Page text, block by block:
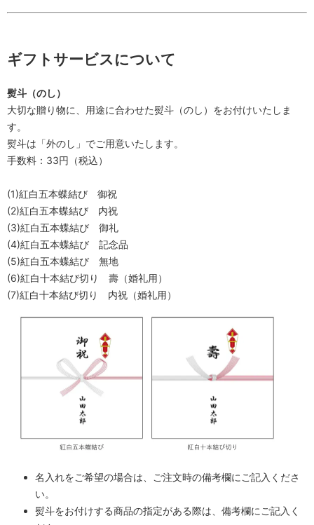
ギフトサービスについて
熨斗（のし）
大切な贈り物に、用途に合わせた熨斗（のし）をお付けいたしま
す。
熨斗は「外のし」でご用意いたします。
手数料：33円（税込）
(1)紅白五本蝶結び 御祝
(2)紅白五本蝶結び 内祝
(3)紅白五本蝶結び 御礼
(4)紅白五本蝶結び 記念品
(5)紅白五本蝶結び 無地
(6)紅白十本結び切り 壽（婚礼用）
(7)紅白十本結び切り 内祝（婚礼用）
名入れをご希望の場合は、ご注文時の備考欄にご記入くださ
い。
熨斗をお付けする商品の指定がある際は、備考欄にご記入く